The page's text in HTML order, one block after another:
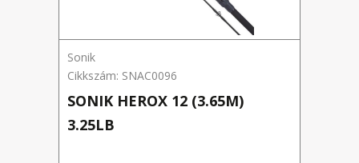
Sonik
Cikkszám: SNAC0096
SONIK HEROX 12 (3.65M)
3.25LB